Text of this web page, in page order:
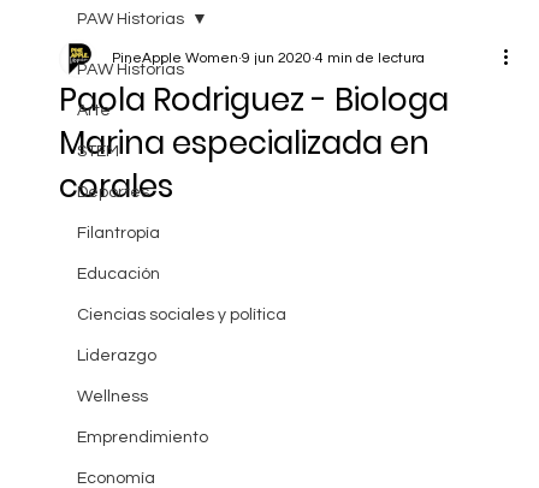
PAW Historias
Arte
STEM
Deportes
Filantropía
Educación
Ciencias sociales y política
Liderazgo
Wellness
Emprendimiento
Economía
PAW Historias
Paola Rodriguez - Biologa
Marina especializada en
corales
PineApple Women 9 jun 2020 4 min de lectura